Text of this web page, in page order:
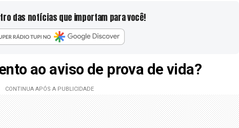
das notícias que importam para você!
ao aviso de prova de vida?